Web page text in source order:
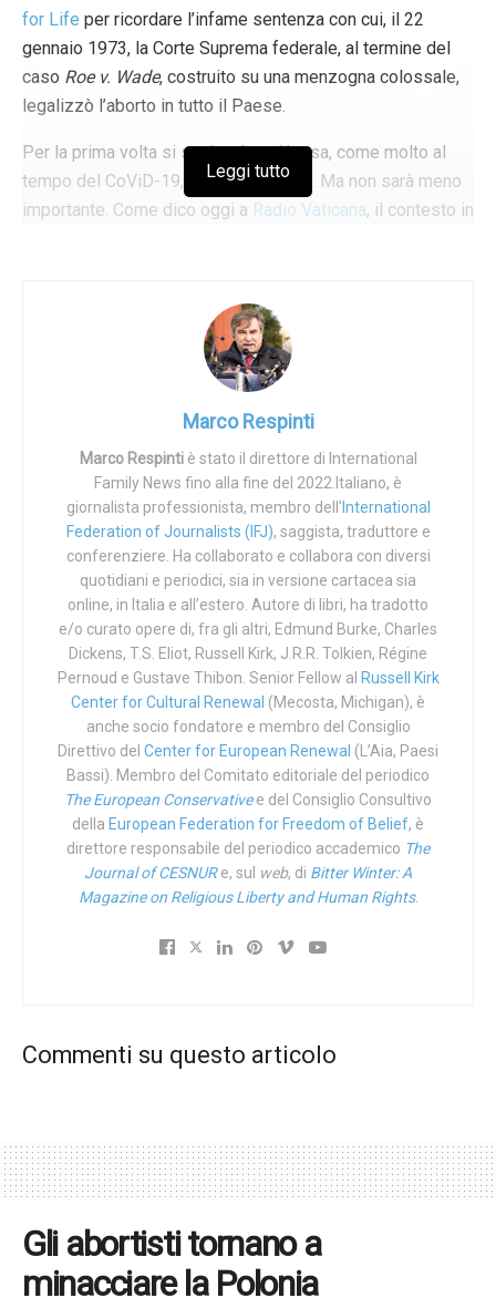
for Life per ricordare l’infame sentenza con cui, il 22
gennaio 1973, la Corte Suprema federale, al termine del
caso Roe v. Wade, costruito su una menzogna colossale,
legalizzò l’aborto in tutto il Paese.
Per la prima volta si svolgerà anch’essa, come molto al
tempo del CoViD-19, in forma virtuale. Ma non sarà meno
importante. Come dico oggi a Radio Vaticana, il contesto in
erano anche i temi imprescindibili della vita e della
Il nuovo presidente Joe Biden,cattolico senza averne
, si è già lanciato in una serie di decreti che incidono
proprio, in negativo, su vita e famiglia nella foga di
ribaltare quanto più e quanto più in fretta possibileil bene
fatto dal predecessore. Colpisce, tra questi,la volontà di
codificare in legge la suddetta sentenzaRoe v. Wade
volontà resa nota il 22 gennaio proprio nell’anniversario di
quella stessa pessima decisione presa inopinatamente e
ben oltre il proprio mandato dal massimo tribunale del
Paese, che per questo Donald J. Trump aveva decretato
Leggi tutto
Marco Respinti
Marco Respintiè stato il direttore di International
Family News fino alla fine del 2022.Italiano, è
giornalista professionista, membro dell’ International
Federation of Journalists (IFJ), saggista, traduttore e
conferenziere. Ha collaborato e collabora con diversi
quotidiani e periodici, sia in versione cartacea sia
online, in Italia e all’estero. Autore di libri, ha tradotto
e/o curato opere di, fra gli altri, Edmund Burke, Charles
Dickens, T.S. Eliot, Russell Kirk, J.R.R. Tolkien, Régine
Pernoud e Gustave Thibon. Senior Fellow al Russell Kirk
Center for Cultural Renewal (Mecosta, Michigan), è
anche socio fondatore e membro del Consiglio
Direttivo del Center for European Renewal (L’Aia, Paesi
Bassi). Membro del Comitato editoriale del periodico
The European Conservativee del Consiglio Consultivo
della European Federation for Freedom of Belief, è
direttore responsabile del periodico accademico The
Journal of CESNURe, sul web, di Bitter Winter: A
Magazine on Religious Liberty and Human Rights.
Commenti su questo articolo
Gli abortisti tornano a
minacciare la Polonia